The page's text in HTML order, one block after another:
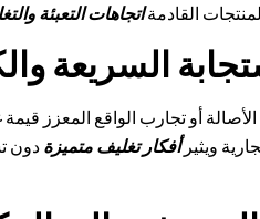
القادمةاتجاهات التعبئة
السريعة
أو تجارب الواقع المعزز
ويثيرأفكار تغليف متميزة دون